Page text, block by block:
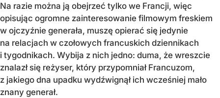
Na razie można ją obejrzeć tylko we Francji, więc
opisując ogromne zainteresowanie filmowym freskiem
w ojczyźnie generała, muszę opierać się jedynie
na relacjach w czołowych francuskich dziennikach
i tygodnikach. Wybija z nich jedno: duma, że wreszcie
znalazł się reżyser, który przypomniał Francuzom,
z jakiego dna upadku wydźwignął ich wcześniej mało
znany generał.